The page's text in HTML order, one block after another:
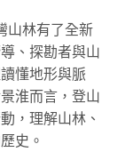
山林有了全新
、探勘者與山
懂地形與脈
淮而言，登山
，理解山林、
史。